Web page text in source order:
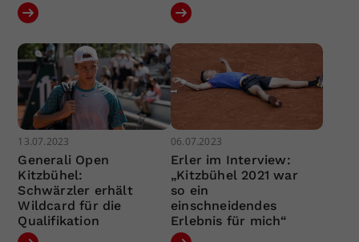
13.07.2023
Generali Open
Kitzbühel:
Schwärzler erhält
Wildcard für die
Qualifikation
06.07.2023
Erler im Interview:
„Kitzbühel 2021 war
so ein
einschneidendes
Erlebnis für mich“